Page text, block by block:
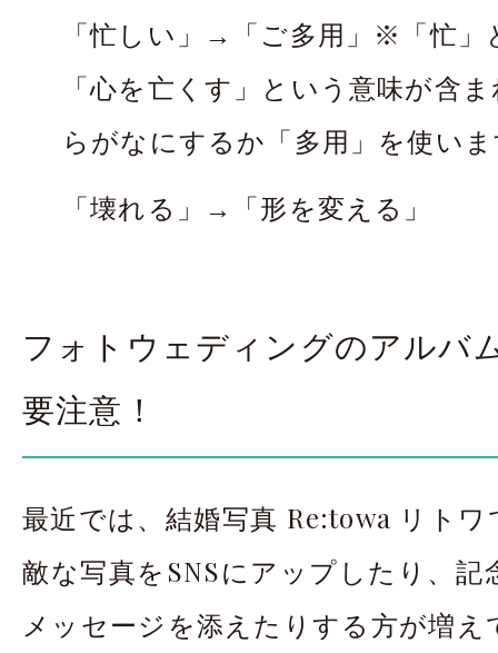
「忙しい」→「ご多用」※「忙」
「心を亡くす」という意味が含
らがなにするか「多用」を使い
「壊れる」→「形を変える」
フォトウェディングのアルバ
要注意！
最近では、結婚写真 Re:towa リト
敵な写真をSNSにアップしたり、記
メッセージを添えたりする方が増